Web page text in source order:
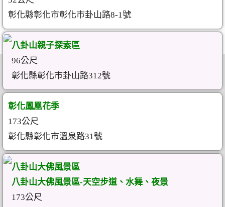
彰化縣彰化市彰化市卦山路8-1號
八卦山親子探索區
96公尺
彰化縣彰化市卦山路312號
彰化鳳凰花季
173公尺
彰化縣彰化市溫泉路31號
八卦山大佛風景區
八卦山大佛風景區-天空步道、水舞、夜景
173公尺